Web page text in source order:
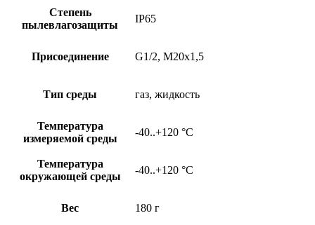
Степень
пылевлагозащиты
IP65
Присоединение G1/2, М20х1,5
Тип среды газ, жидкость
Температура
измеряемой среды
-40..+120 °С
Температура
окружающей среды
-40..+120 °С
Вес 180 г